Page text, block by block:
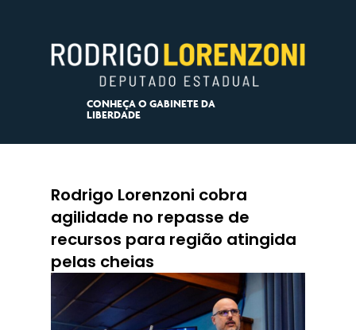
CONHEÇA O GABINETE DA
LIBERDADE
Rodrigo Lorenzoni cobra
agilidade no repasse de
recursos para região atingida
pelas cheias